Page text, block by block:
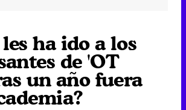
ha ido a los
de 'OT
un año fuera